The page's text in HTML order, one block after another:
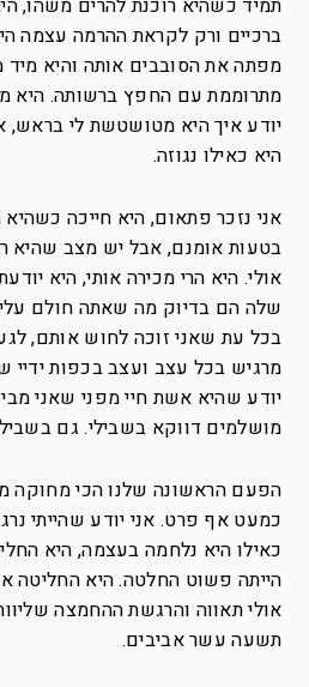
תמיד כשהיא רוכנת להרים משהו,
ברכיים ורק לקראת ההרמה עצמה
מפתה את הסובבים אותה והיא מיד
מתרוממת עם החפץ ברשותה. היא
יודע איך היא מטושטשת לי בראש,
היא כאילו נגוזה.
אני נזכר פתאום, היא חייכה
בטעות אומנם, אבל יש מצב שהיא
אולי. היא הרי מכירה אותי, היא
שלה הם בדיוק מה שאתה חולם
בכל עת שאני זוכה לחוש אותם,
מרגיש בכל עצב ועצב בכפות ידיי
יודע שהיא אשת חיי מפני שאני
מושלמים דווקא בשבילי. גם
הפעם הראשונה שלנו הכי מחוקה
כמעט אף פרט. אני יודע שהייתי
כאילו היא נלחמה בעצמה, היא
הייתה פשוט החלטה. היא החליטה
אולי תאווה והרגשת ההחמצה
תשעה עשר אביבים.